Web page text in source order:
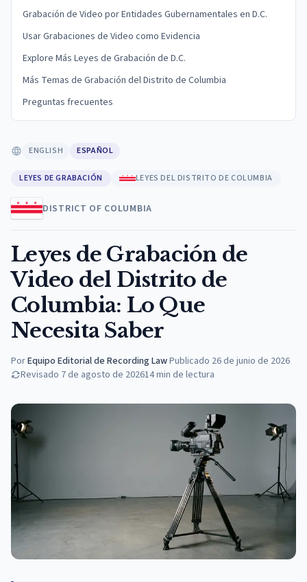
Grabación de Video por Entidades Gubernamentales en D.C.
Usar Grabaciones de Video como Evidencia
Explore Más Leyes de Grabación de D.C.
Más Temas de Grabación del Distrito de Columbia
Preguntas frecuentes
ENGLISH ESPAÑOL
LEYES DE GRABACIÓN LEYES DEL DISTRITO DE COLUMBIA
DISTRICT OF COLUMBIA
Leyes de Grabación de
Video del Distrito de
Columbia: Lo Que
Necesita Saber
PorEquipo Editorial de Recording Law·Publicado 26 de junio de 2026
Revisado 7 de agosto de 202614min de lectura